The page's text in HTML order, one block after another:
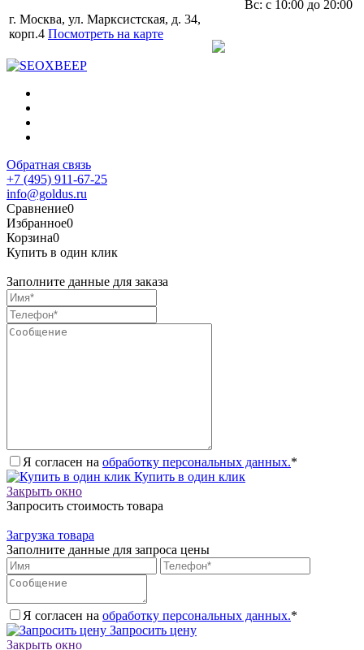
г. Москва, ул. Марксистская, д. 34,
корп.4 Посмотреть на карте
Вс: с 10:00 до 20:00
Обратная связь
+7 (495) 911-67-25
info@goldus.ru
Сравнение0
Избранное0
Корзина0
Купить в один клик
Заполните данные для заказа
Я согласен на обработку персональных данных.*
Купить в один клик
Закрыть окно
Запросить стоимость товара
Загрузка товара
Заполните данные для запроса цены
Я согласен на обработку персональных данных.*
Запросить цену
Закрыть окно